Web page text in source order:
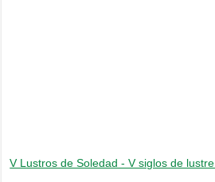
V Lustros de Soledad - V siglos de lustre